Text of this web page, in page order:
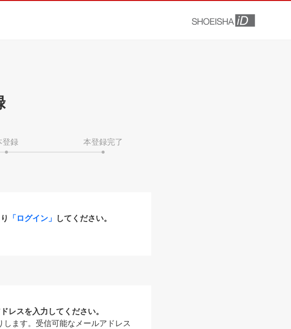
登録 本登録完了
「ログイン」 してください。
レスを入力してください。
ます。受信可能なメールアドレス